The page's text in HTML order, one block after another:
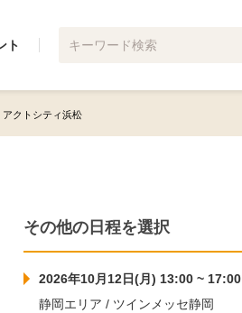
ト
クトシティ浜松
その他の日程を選択
2026年10月12日(月) 13:00 ~ 17:00
静岡エリア / ツインメッセ静岡